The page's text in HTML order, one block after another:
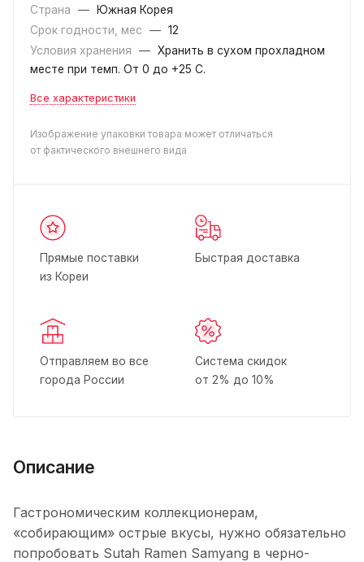
Страна
—
Южная Корея
Срок годности, мес
— 12
Условия хранения
— Хранить в сухом прохладном
месте при темп. От 0 до +25 С.
Все характеристики
Изображение упаковки товара может отличаться
от фактического внешнего вида
Прямые поставки
из Кореи
Быстрая доставка
Отправляем во все
города России
Система скидок
от 2% до 10%
Описание
Гастрономическим коллекционерам,
«собирающим» острые вкусы, нужно обязательно
попробовать Sutah Ramen Samyang в черно-